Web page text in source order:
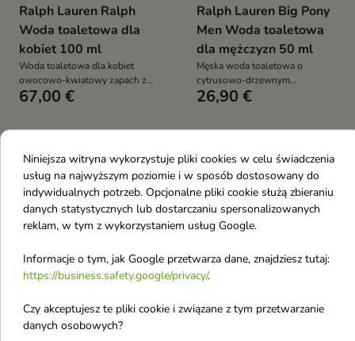
Ralph Lauren Ralph
Woda toaletowa dla
kobiet 100 ml
Woda toaletowa dla kobiet
owocowo-kwiatowy zapach z
nutą jabłka, frezji i piżma,
67,00 €
Ralph Lauren Big Pony
Men Woda toaletowa
dla mężczyzn 50 ml
Męska woda toaletowa o
cytrusowo-drzewnym
charakterze z limonką,
26,90 €

favorite_border
Ralph Lauren Woda
perfumowana dla
Niniejsza witryna wykorzystuje pliki cookies w celu świadczenia
usług na najwyższym poziomie i w sposób dostosowany do
indywidualnych potrzeb. Opcjonalne pliki cookie służą zbieraniu
danych statystycznych lub dostarczaniu spersonalizowanych
reklam, w tym z wykorzystaniem usług Google.
Informacje o tym, jak Google przetwarza dane, znajdziesz tutaj:
https://business.safety.google/privacy/.
Czy akceptujesz te pliki cookie i związane z tym przetwarzanie
danych osobowych?